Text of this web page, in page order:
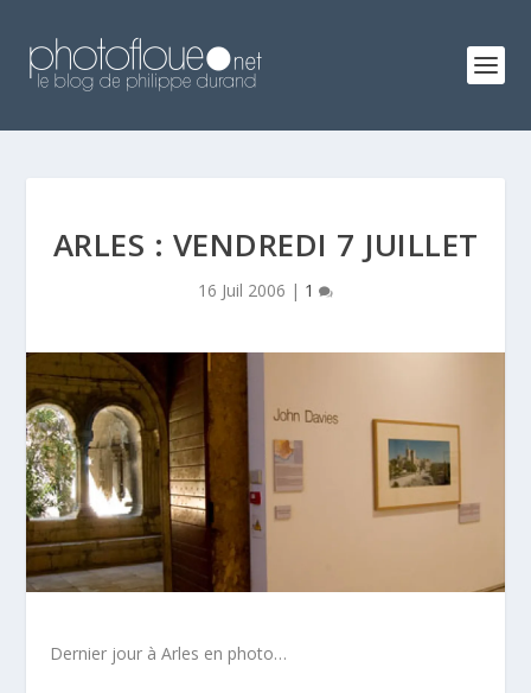
ARLES : VENDREDI 7 JUILLET
16 Juil 2006 | 1
Dernier jour à Arles en photo…